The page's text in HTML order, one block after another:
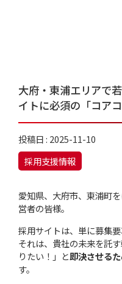
大府・東浦エリアで
イトに必須の「コア
投稿日 : 2025-11-10
採用支援情報
愛知県、大府市、東浦町
営者の皆様。
採用サイトは、単に募集
それは、貴社の未来を託
りたい！」と即決させる
す。